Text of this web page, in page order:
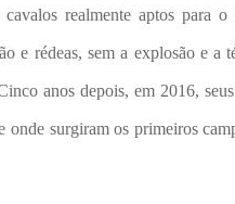
realmente aptos para
e rédeas, sem a explosão e
anos depois, em 2016,
surgiram os primeiros